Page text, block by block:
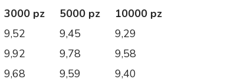
3000 pz 5000 pz
10000 pz
9,52 9,45
9,29
9,92 9,78
9,58
9,68 9,59
9,40